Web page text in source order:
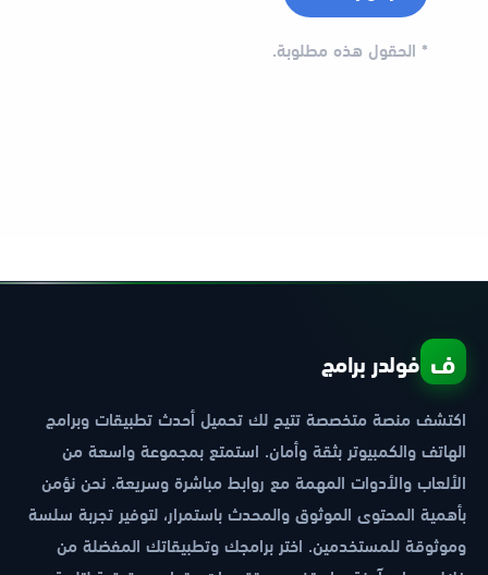
* الحقول هذه مطلوبة.
ف فولدر برامج
اكتشف منصة متخصصة تتيح لك تحميل أحدث تطبيقات وبرامج
الهاتف والكمبيوتر بثقة وأمان. استمتع بمجموعة واسعة من
الألعاب والأدوات المهمة مع روابط مباشرة وسريعة. نحن نؤمن
بأهمية المحتوى الموثوق والمحدث باستمرار، لتوفير تجربة سلسة
وموثوقة للمستخدمين. اختر برامجك وتطبيقاتك المفضلة من